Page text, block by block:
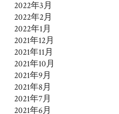
2022年3月
2022年2月
2022年1月
2021年12月
2021年11月
2021年10月
2021年9月
2021年8月
2021年7月
2021年6月